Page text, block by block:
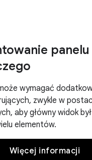
panelu
wymagać
zwykle w
aby główny widok
elementów.
Więcej informacji